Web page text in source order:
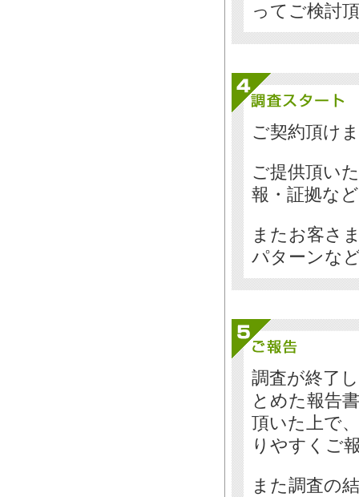
ってご検討
ご契約頂け
ご提供頂い
報・証拠な
またお客さ
パターンな
調査が終了
とめた報告
頂いた上で
りやすくご
また調査の